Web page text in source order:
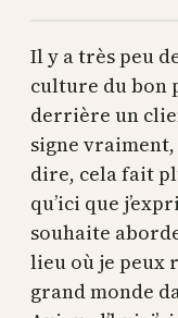
Il y a très peu
culture du bon
derrière un
signe vraiment,
dire, cela fait
qu’ici que
souhaite
lieu où je peux
grand monde